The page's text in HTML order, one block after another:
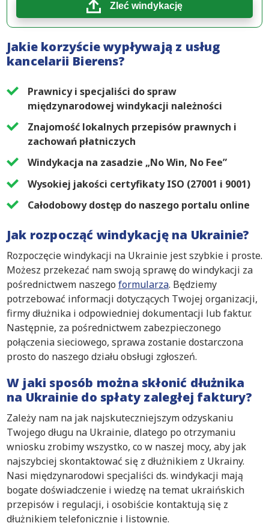
Zleć windykację
Jakie korzyście wypływają z usług
kancelarii Bierens?
Prawnicy i specjaliści do spraw
międzynarodowej windykacji należności
Znajomość lokalnych przepisów prawnych i
zachowań płatniczych
Windykacja na zasadzie „No Win, No Fee”
Wysokiej jakości certyfikaty ISO (27001 i 9001)
Całodobowy dostęp do naszego portalu online
Jak rozpocząć windykację na Ukrainie?
Rozpoczęcie windykacji na Ukrainie jest szybkie i proste.
Możesz przekezać nam swoją sprawę do windykacji za
pośrednictwem naszego formularza. Będziemy
potrzebować informacji dotyczących Twojej organizacji,
firmy dłużnika i odpowiedniej dokumentacji lub faktur.
Następnie, za pośrednictwem zabezpieczonego
połączenia sieciowego, sprawa zostanie dostarczona
prosto do naszego działu obsługi zgłoszeń.
W jaki sposób można skłonić dłużnika
na Ukrainie do spłaty zaległej faktury?
Zależy nam na jak najskuteczniejszym odzyskaniu
Twojego długu na Ukrainie, dlatego po otrzymaniu
wniosku zrobimy wszystko, co w naszej mocy, aby jak
najszybciej skontaktować się z dłużnikiem z Ukrainy.
Nasi międzynarodowi specjaliści ds. windykacji mają
bogate doświadczenie i wiedzę na temat ukraińskich
przepisów i regulacji, i osobiście kontaktują się z
dłużnikiem telefonicznie i listownie.